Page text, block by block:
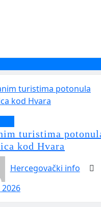
turistima
kod Hvara
Hercegovački info